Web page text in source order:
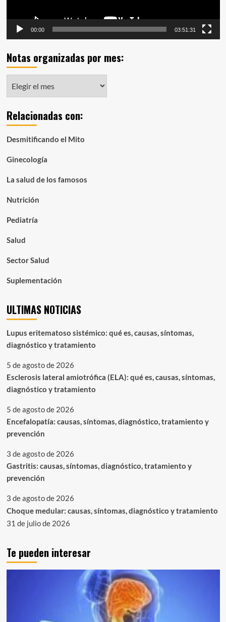
00:00 03:51:31
Notas organizadas por mes:
organizadas
mes:
Relacionadas con:
Desmitificando el Mito
Ginecología
La salud de los famosos
Nutrición
Pediatría
Salud
Sector Salud
Suplementación
ULTIMAS NOTICIAS
Lupus eritematoso sistémico: qué es, causas, síntomas,
diagnóstico y tratamiento
5 de agosto de 2026
Esclerosis lateral amiotrófica (ELA): qué es, causas, síntomas,
diagnóstico y tratamiento
5 de agosto de 2026
Encefalopatía: causas, síntomas, diagnóstico, tratamiento y
prevención
3 de agosto de 2026
Gastritis: causas, síntomas, diagnóstico, tratamiento y
prevención
3 de agosto de 2026
Choque medular: causas, síntomas, diagnóstico y tratamiento
31 de julio de 2026
Te pueden interesar